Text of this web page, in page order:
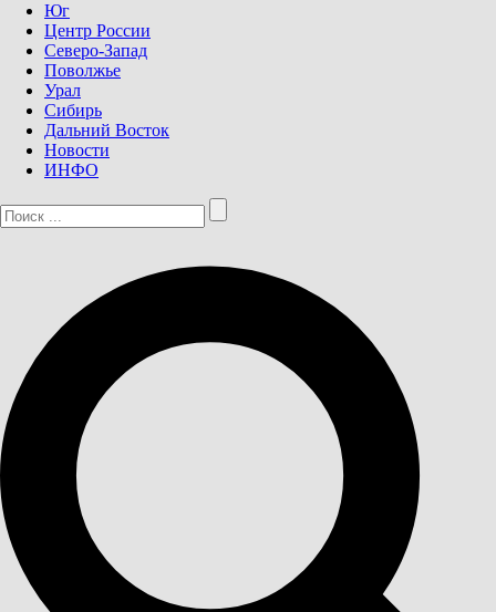
Юг
Центр России
Северо-Запад
Поволжье
Урал
Сибирь
Дальний Восток
Новости
ИНФО